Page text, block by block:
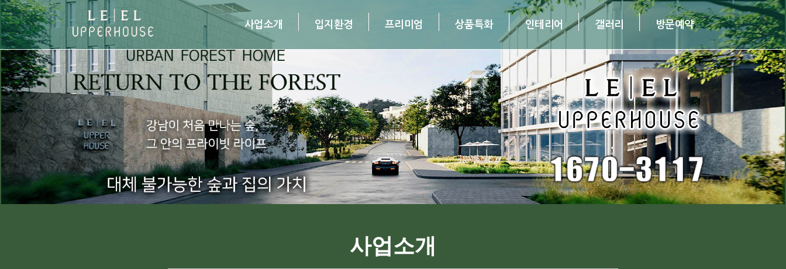
사업소개
· 사업소개
입지환경 프리미엄 상품특화
· 상품특화
인테리어
· 인테리어
갤러리
· 갤러리
방문예약
· 방문예약
· 공지사항
· 관련소식
· 오시는 길
사업소개